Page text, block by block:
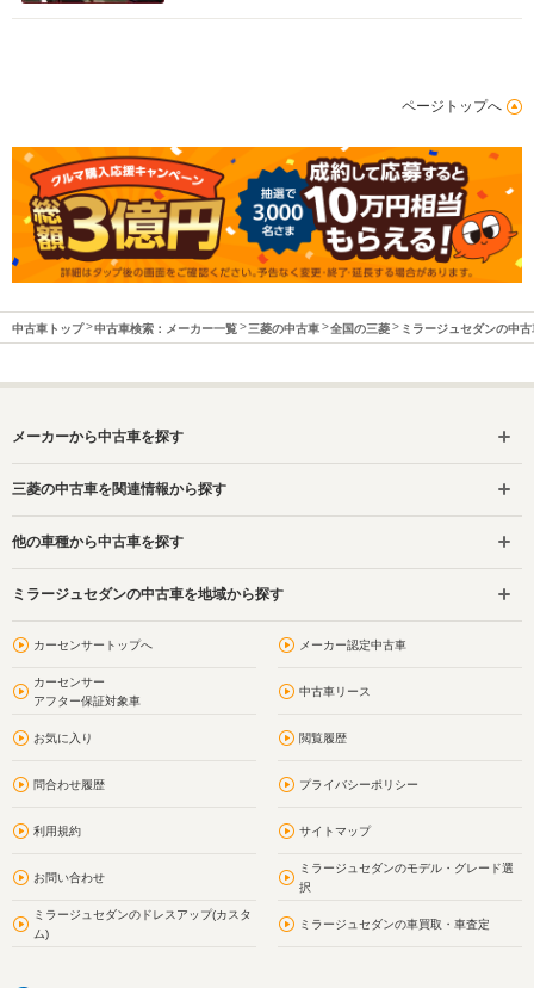
ページトップへ
中古車トップ 中古車検索：メーカー一覧 三菱の中古車 全国の三菱 ミラージュセダンの中古
メーカーから中古車を探す
三菱の中古車を関連情報から探す
他の車種から中古車を探す
ミラージュセダンの中古車を地域から探す
カーセンサートップへ メーカー認定中古車
カーセンサー
アフター保証対象車
中古車リース
お気に入り 閲覧履歴
問合わせ履歴 プライバシーポリシー
利用規約 サイトマップ
お問い合わせ
ミラージュセダンのモデル・グレード選
択
ミラージュセダンのドレスアップ(カスタ
ム)
ミラージュセダンの車買取・車査定